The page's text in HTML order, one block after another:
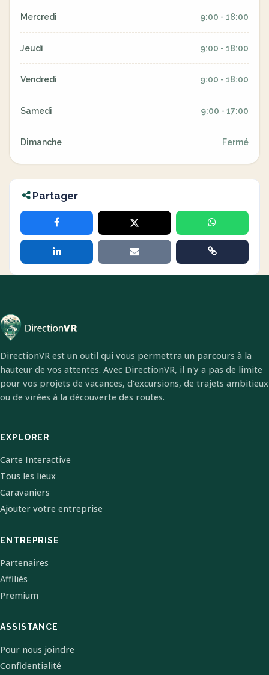
Mercredi 9:00 - 18:00
Jeudi 9:00 - 18:00
Vendredi 9:00 - 18:00
Samedi 9:00 - 17:00
Dimanche Fermé
Partager
DirectionVR est un outil qui vous permettra un parcours à la
hauteur de vos attentes. Avec DirectionVR, il n'y a pas de limite
pour vos projets de vacances, d'excursions, de trajets ambitieux
ou de virées à la découverte des routes.
EXPLORER
Carte Interactive
Tous les lieux
Caravaniers
Ajouter votre entreprise
ENTREPRISE
Partenaires
Affiliés
Premium
ASSISTANCE
Pour nous joindre
Confidentialité